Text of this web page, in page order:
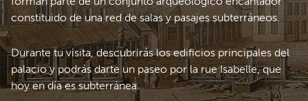
constituido de una red de salas y pasajes subterráneos.
Durante tu visita, descubrirás los edificios principales del
palacio y podrás darte un paseo por la rue Isabelle, que
hoy en día es subterránea.